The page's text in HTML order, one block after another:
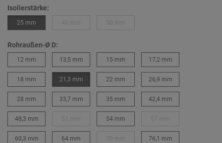
Isolierstärke:
25 mm
Rohraußen-Ø D:
12 mm 13,5 mm 15 mm 17,2 mm
18 mm 21,3 mm 22 mm 26,9 mm
28 mm 33,7 mm 35 mm 42,4 mm
48,3 mm 54 mm
60,3 mm 64 mm 76,1 mm